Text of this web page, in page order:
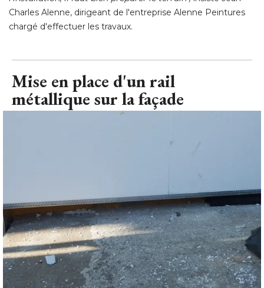
Charles Alenne, dirigeant de l'entreprise Alenne Peintures
chargé d'effectuer les travaux.
Mise en place d'un rail
métallique sur la façade